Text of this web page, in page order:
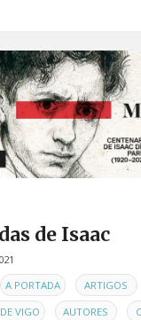
de Isaac
A PORTADA , ARTIGOS ,
VIGO , AUTORES ,